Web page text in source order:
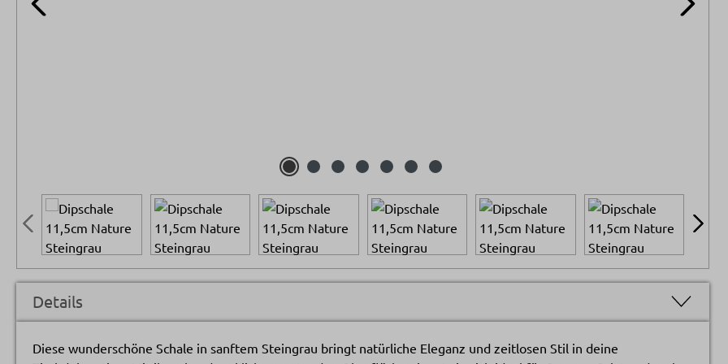
Details
Diese wunderschöne Schale in sanftem Steingrau bringt natürliche Eleganz und zeitlosen Stil in deine